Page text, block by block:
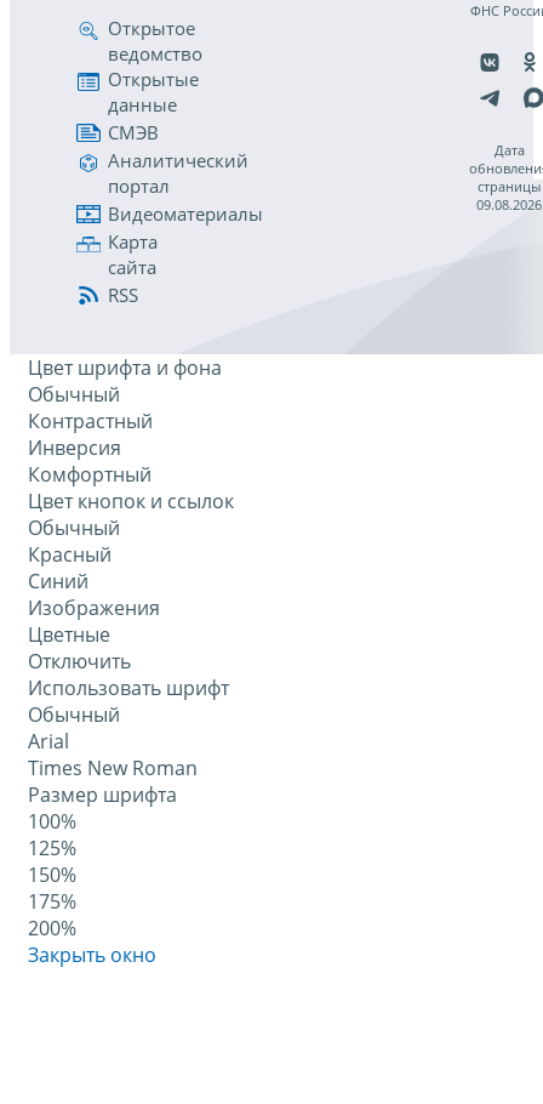
Открытое
ведомство
Открытые
данные
СМЭВ
Аналитический
портал
Видеоматериалы
Карта
сайта
RSS
ФНС
Дата
страницы
09.08.2026
Цвет шрифта и фона
Обычный
Контрастный
Инверсия
Комфортный
Цвет кнопок и ссылок
Обычный
Красный
Синий
Изображения
Цветные
Отключить
Использовать шрифт
Обычный
Arial
Times New Roman
Размер шрифта
100%
125%
150%
175%
200%
Закрыть окно